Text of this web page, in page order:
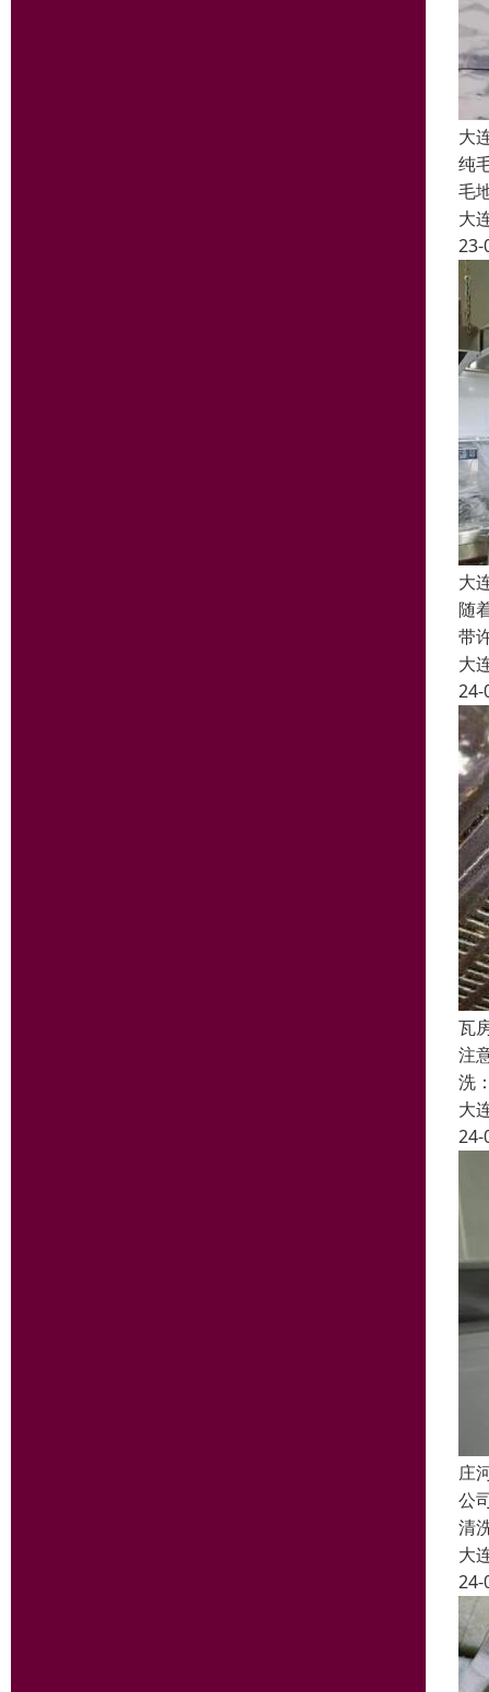
大
纯
毛
大
23-
大
随
带
大
24-
瓦
注
洗
大
24-
庄
公
清
大
24-